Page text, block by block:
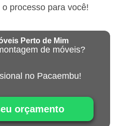
processo para você!
Perto de Mim
de móveis?
no Pacaembu!
orçamento